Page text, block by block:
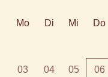
Mo Di Mi Do
03 04 05 06